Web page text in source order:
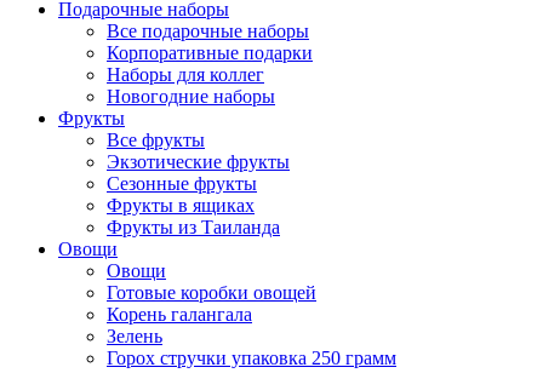
Подарочные наборы
Все подарочные наборы
Корпоративные подарки
Наборы для коллег
Новогодние наборы
Фрукты
Все фрукты
Экзотические фрукты
Сезонные фрукты
Фрукты в ящиках
Фрукты из Таиланда
Овощи
Овощи
Готовые коробки овощей
Корень галангала
Зелень
Горох стручки упаковка 250 грамм